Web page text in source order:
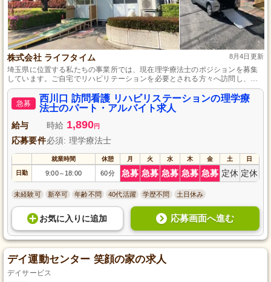
株式会社 ライフタイム 8月4日更新
埼玉県に位置する私たちの事業所では、現在理学療法士のポジションを募集
しています。ご自宅でリハビリテーションを必要とされる方々へ訪問し、支
援を行っていただきます。未経験の方も大歓迎で、充実した研修制度と同行
訪問でしっかりサポートいたします。1日5件程度の訪問で、ご利用者さま一
人ひとりにじっくり向き合える環境を整えています。
急募
西川口 訪問看護 リハビリステーションの理学療
法士のパート・アルバイト求人
給与 時給 1,890円
応募要件必須: 理学療法士
就業時間 休憩 月 火 水 木 金 土 日
日勤 9:00～ 18:00 60分 急募 急募 急募 急募 急募 定休 定休
未経験可 新卒可 年齢不問 40代活躍 学歴不問 土日休み
お気に入り に追加 応募画面へ進む
デイ運動センター 笑顔の家の求人
デイサービス